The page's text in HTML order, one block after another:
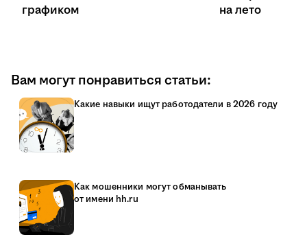
графиком
на лето
Вам могут понравиться статьи:
Какие навыки ищут работодатели в 2026 году
Как мошенники могут обманывать
от имени hh.ru